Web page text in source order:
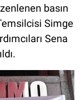
basın
Simge
Sena